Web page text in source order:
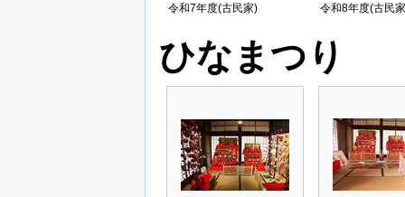
令和7年度(古民家) 令和8年度(古民
ひなまつり